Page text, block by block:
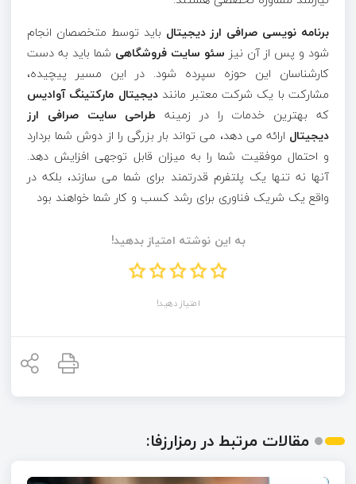
برنامه نویسی صرافی ارز دیجیتال باید توسط متخصصان انجام
شود و پس از آن نیز سئو سایت فروشگاهی شما باید به دست
کارشناسان این حوزه سپرده شود. در این مسیر پیچیده،
مشارکت با یک شرکت معتبر ماننددیجیتال مارکتینگ آوادیس
که بهترین خدمات را در زمینه طراحی سایت صرافی ارز
دیجیتال ارائه می دهد، می تواند بار بزرگی را از دوش شما بردارد
و احتمال موفقیت شما را به میزان قابل توجهی افزایش دهد.
آنها نه تنها یک پلتفرم قدرتمند برای شما می سازند، بلکه در
واقع یک شریک فناوری برای رشد کسب و کار شما خواهند بود
به این نوشته امتیاز بدهید!
امتیاز دهید!
مقالات مرتبط در رمزارزفا: